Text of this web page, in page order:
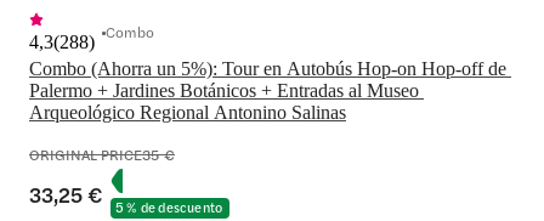
Combo (Ahorra un 5%): Tour en Autobús Hop-on Hop-off de
Palermo + Jardines Botánicos + Entradas al Museo
Arqueológico Regional Antonino Salinas
4,3(288) Combo
ORIGINAL PRICE35 €
33,25 € 5 % de descuento